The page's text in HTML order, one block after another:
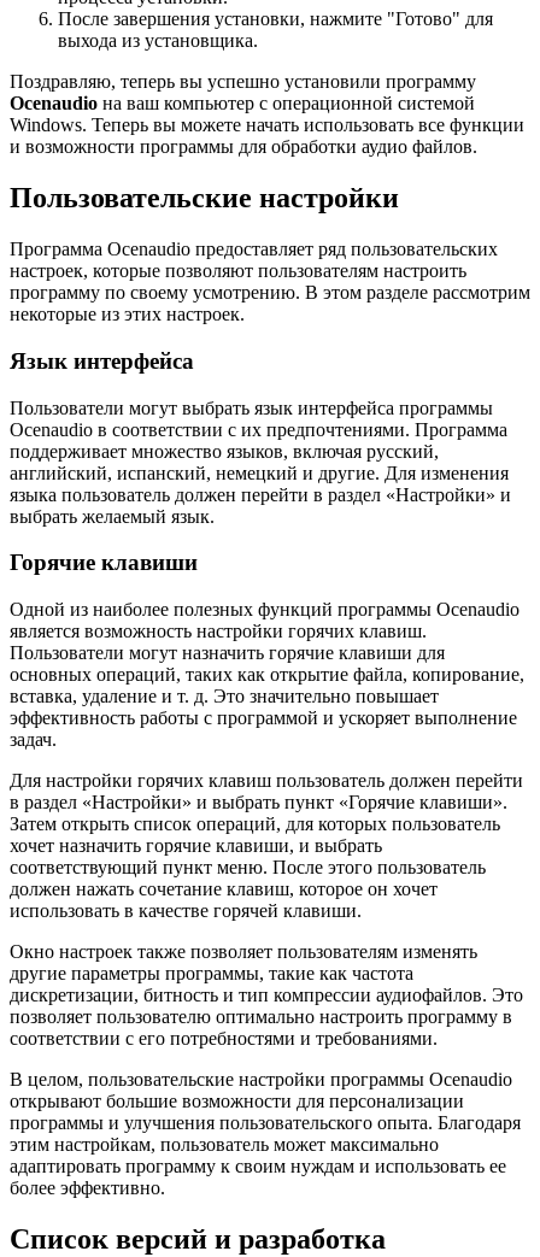
После завершения установки, нажмите "Готово" для
выхода из установщика.
Поздравляю, теперь вы успешно установили программу
Ocenaudio на ваш компьютер с операционной системой
Windows. Теперь вы можете начать использовать все функции
и возможности программы для обработки аудио файлов.
Пользовательские настройки
Программа Ocenaudio предоставляет ряд пользовательских
настроек, которые позволяют пользователям настроить
программу по своему усмотрению. В этом разделе рассмотрим
некоторые из этих настроек.
Язык интерфейса
Пользователи могут выбрать язык интерфейса программы
Ocenaudio в соответствии с их предпочтениями. Программа
поддерживает множество языков, включая русский,
английский, испанский, немецкий и другие. Для изменения
языка пользователь должен перейти в раздел «Настройки» и
выбрать желаемый язык.
Горячие клавиши
Одной из наиболее полезных функций программы Ocenaudio
является возможность настройки горячих клавиш.
Пользователи могут назначить горячие клавиши для
основных операций, таких как открытие файла, копирование,
вставка, удаление и т. д. Это значительно повышает
эффективность работы с программой и ускоряет выполнение
задач.
Для настройки горячих клавиш пользователь должен перейти
в раздел «Настройки» и выбрать пункт «Горячие клавиши».
Затем открыть список операций, для которых пользователь
хочет назначить горячие клавиши, и выбрать
соответствующий пункт меню. После этого пользователь
должен нажать сочетание клавиш, которое он хочет
использовать в качестве горячей клавиши.
Окно настроек также позволяет пользователям изменять
другие параметры программы, такие как частота
дискретизации, битность и тип компрессии аудиофайлов. Это
позволяет пользователю оптимально настроить программу в
соответствии с его потребностями и требованиями.
В целом, пользовательские настройки программы Ocenaudio
открывают большие возможности для персонализации
программы и улучшения пользовательского опыта. Благодаря
этим настройкам, пользователь может максимально
адаптировать программу к своим нуждам и использовать ее
более эффективно.
Список версий и разработка